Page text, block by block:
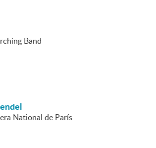
Band
National de París